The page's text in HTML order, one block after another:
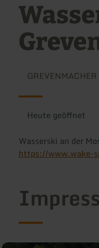
GREVENMACHER
Heute geöffnet
Wasserski an der
https://www.wake-